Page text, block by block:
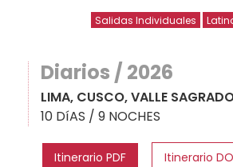
Salidas Individuales
Diarios / 2026
LIMA, CUSCO, VALLE
10 DíAS / 9 NOCHES
Itinerario PDF Itinerario